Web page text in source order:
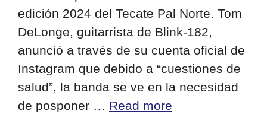
edición 2024 del Tecate Pal Norte. Tom
DeLonge, guitarrista de Blink-182,
anunció a través de su cuenta oficial de
Instagram que debido a “cuestiones de
salud”, la banda se ve en la necesidad
de posponer … Read more